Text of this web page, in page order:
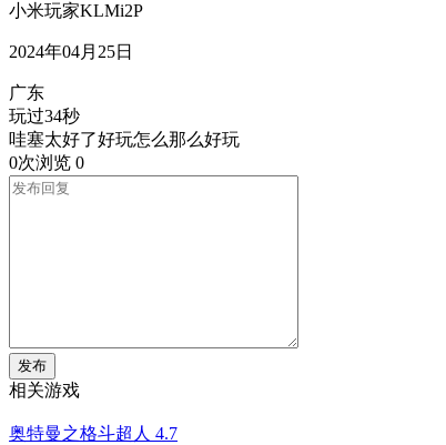
小米玩家KLMi2P
2024年04月25日
广东
玩过34秒
哇塞太好了好玩怎么那么好玩
0次浏览 0
发布
相关游戏
奥特曼之格斗超人 4.7